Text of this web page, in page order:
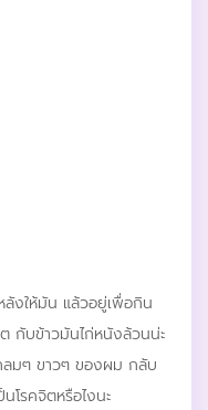
ลังให้มัน แล้วอยู่เพื่อกิน
กับข้าวมันไก่หนังล้วนน่ะ
ลมๆ ขาวๆ ของผม กลับ
โรคจิตหรือไงนะ